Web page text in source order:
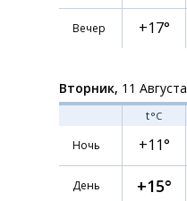
Вечер +17°
Вторник, 11 Августа
t°C
Ночь
+11°
День +15°